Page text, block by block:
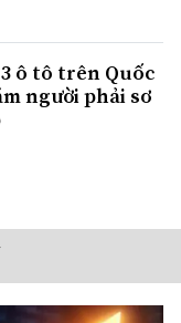
ô tô trên Quốc
người phải sơ